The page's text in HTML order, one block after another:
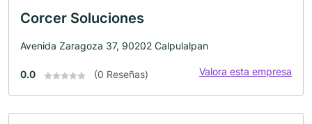
Corcer Soluciones
Avenida Zaragoza 37, 90202 Calpulalpan
0.0 (0 Reseñas) Valora esta empresa